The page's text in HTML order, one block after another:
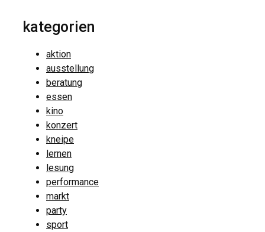
kategorien
aktion
ausstellung
beratung
essen
kino
konzert
kneipe
lernen
lesung
performance
markt
party
sport